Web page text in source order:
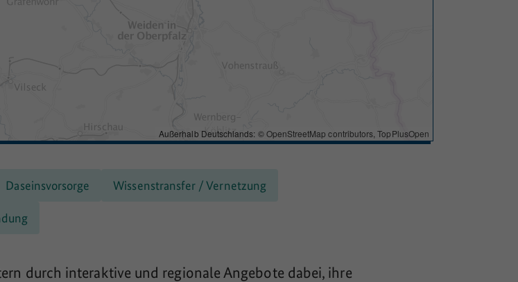
Außerhalb Deutschlands: ©OpenStreetMap contributors ,TopPlusOpen
Daseinsvorsorge Wissenstransfer / Vernetzung
durch interaktive und regionale Angebote dabei, ihre